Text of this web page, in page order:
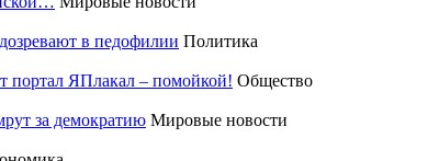
в педофилии Политика
портал ЯПлакал – помойкой! Общество
за демократию Мировые новости